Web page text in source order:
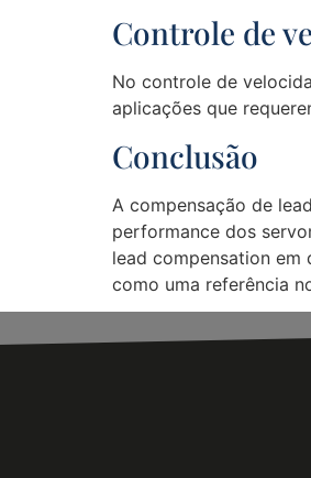
Controle de
No controle de
aplicações que
Conclusão
A compensação de
performance dos
lead compensation em
como uma referência